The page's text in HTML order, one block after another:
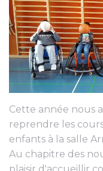
Cette année nous
reprendre les
enfants à la salle
Au chapitre des